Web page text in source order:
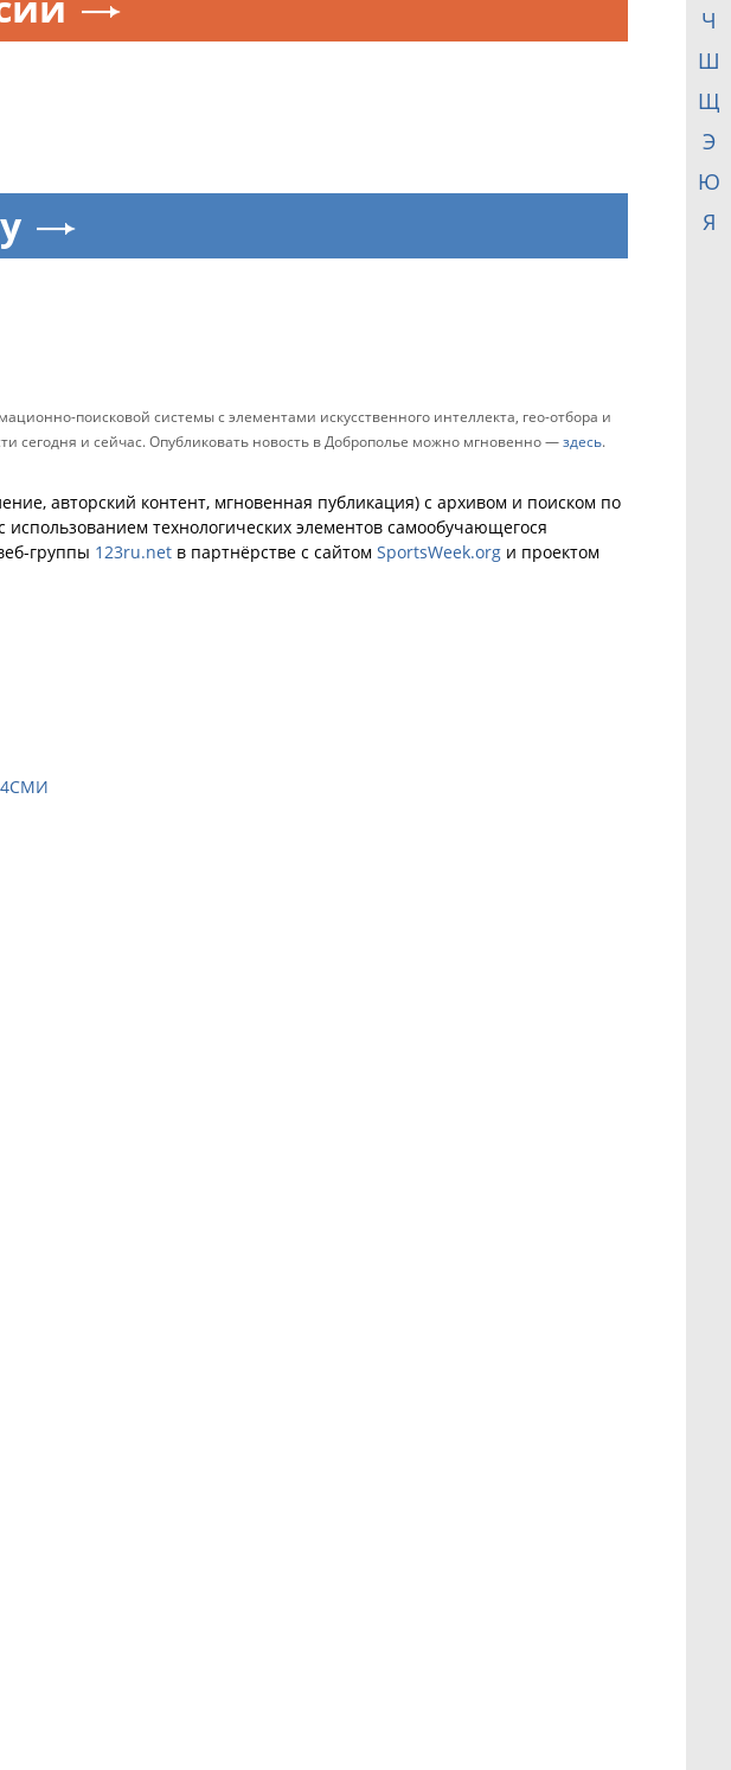
Ч
Ш
Щ
Э
Ю
Я
поисковой системы с элементами искусственного интеллекта, гео-отбора и
сегодня и сейчас. Опубликовать новость в Доброполье можно мгновенно —здесь.
авторский контент, мгновенная публикация) с архивом и поиском по
технологических элементов самообучающегося
группы 123ru.net в партнёрстве с сайтом SportsWeek.org и проектом